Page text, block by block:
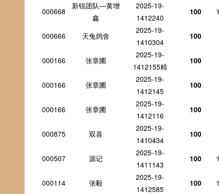
000668
新锐团队—黄增
鑫
2025-19-
1412240
100
000666 天兔鸽舍
2025-19-
1410304
100
000166 张章圃
2025-19-
1412155精
100
000166 张章圃
2025-19-
1412145
100
000166 张章圃
2025-19-
1412116
100
000875 双喜
2025-19-
1410434
100
000507 源记
2025-19-
1411143
100
000114 张毅
2025-19-
1412585
100